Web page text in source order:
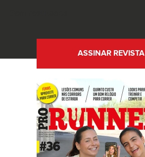
ASSINAR REVISTA